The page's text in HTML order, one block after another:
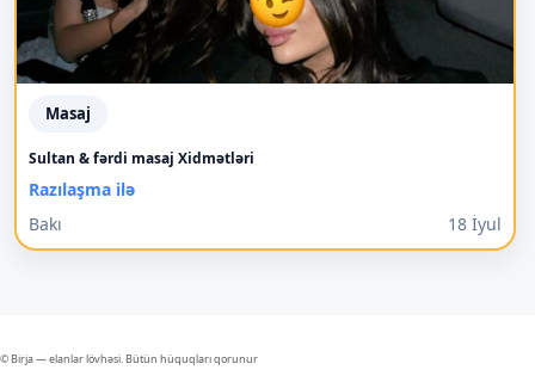
Masaj
Sultan & fərdi masaj Xidmətləri
Razılaşma ilə
Bakı
18 İyul
© Birja — elanlar lövhəsi. Bütün hüquqları qorunur